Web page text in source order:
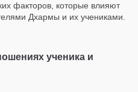
факторов, которые влияют
Дхармы и их учениками.
ученика и